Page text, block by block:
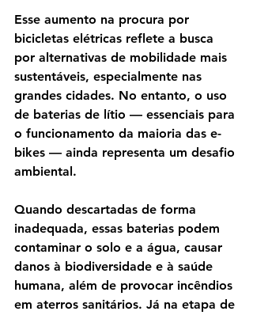
Esse aumento na procura por
bicicletas elétricas reflete a busca
por alternativas de mobilidade mais
sustentáveis, especialmente nas
grandes cidades. No entanto, o uso
de baterias de lítio — essenciais para
o funcionamento da maioria das e-
bikes — ainda representa um desafio
ambiental.
Quando descartadas de forma
inadequada, essas baterias podem
contaminar o solo e a água, causar
danos à biodiversidade e à saúde
humana, além de provocar incêndios
em aterros sanitários. Já na etapa de